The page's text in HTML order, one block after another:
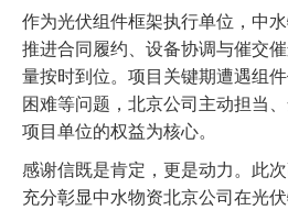
分布式
作为光伏组件框架执行单位，中
推进合同履约、设备协调与催交
量按时到位。项目关键期遭遇组
困难等问题，北京公司主动担当
项目单位的权益为核心。
感谢信既是肯定，更是动力。此
充分彰显中水物资北京公司在光